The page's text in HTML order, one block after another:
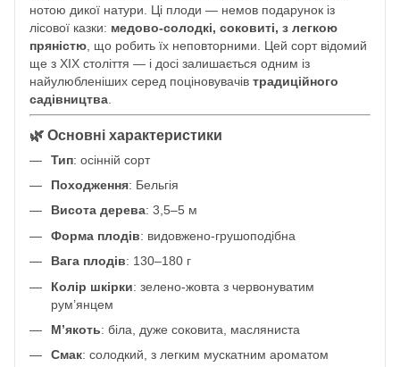
нотою дикої натури. Ці плоди — немов подарунок із
лісової казки: медово-солодкі, соковиті, з легкою
пряністю , що робить їх неповторними. Цей сорт відомий
ще з XIX століття — і досі залишається одним із
найулюбленіших серед поціновувачів традиційного
садівництва
🌿 Основні характеристики
Тип: осінній сорт
Походження: Бельгія
Висота дерева: 3,5–5 м
Форма плодів: видовжено-грушоподібна
Вага плодів: 130–180 г
Колір шкірки: зелено-жовта з червонуватим
рум’янцем
М’якоть: біла, дуже соковита, масляниста
Смак: солодкий, з легким мускатним ароматом